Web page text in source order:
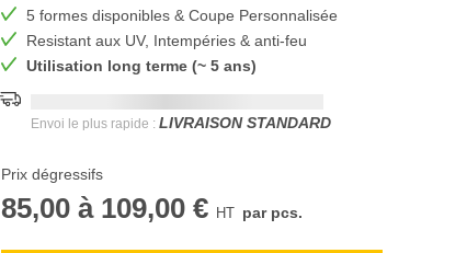
5 formes disponibles & Coupe Personnalisée
Resistant aux UV, Intempéries & anti-feu
Utilisation long terme (~ 5 ans)
Envoi le plus rapide : LIVRAISON STANDARD
Prix dégressifs
85,00 à 109,00 € par pcs.